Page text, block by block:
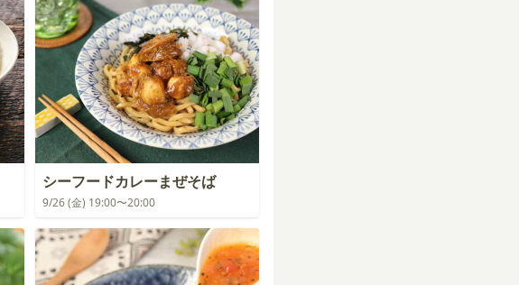
シーフードカレーまぜそば
9/26 (金) 19:00〜20:00